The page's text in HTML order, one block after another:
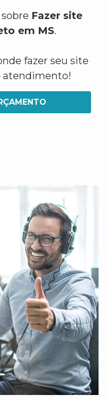
Fazer site
em MS.
fazer seu site
atendimento!